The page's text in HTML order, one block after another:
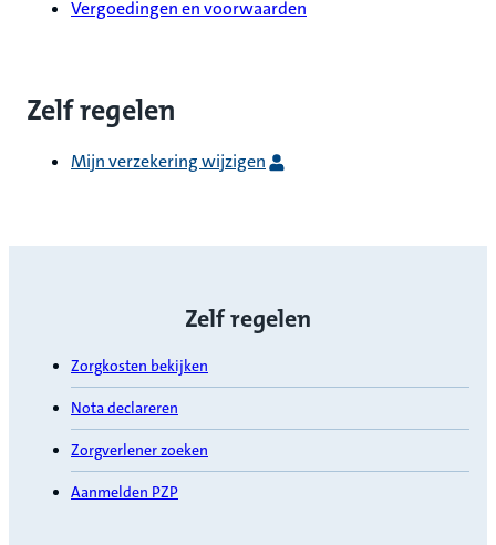
Vergoedingen en voorwaarden
Zelf regelen
Mijn verzekering wijzigen
Zelf regelen
Zorgkosten bekijken
Nota declareren
Zorgverlener zoeken
Aanmelden PZP